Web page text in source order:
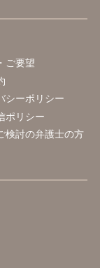
ご要望
シーポリシー
ポリシー
検討の弁護士の方